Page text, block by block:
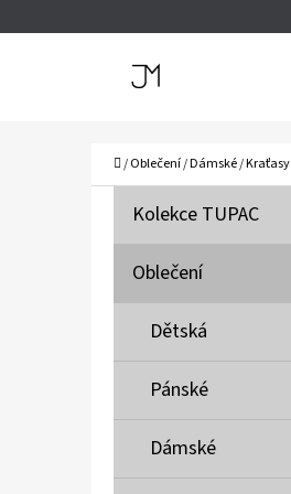
Domů
/Oblečení/Dámské/Kraťasy
Přeskočit
K Kolekce TUPAC
Oblečení
Dětská
Pánské
Dámské